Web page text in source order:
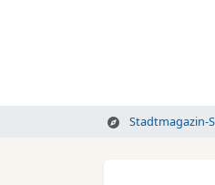
Stadtmagazin-